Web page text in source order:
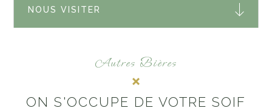
NOUS VISITER
Autres Bières
ON S'OCCUPE DE VOTRE SOIF